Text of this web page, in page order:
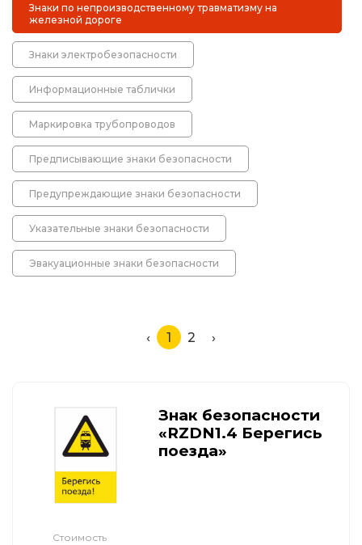
Металлические колесоотбойники
Сферические дорожные зеркала
Светофоры
Светодиодные светофоры T7
Мобильные сигнальные строительные
ограждения
Материалы для дорожной разметки
Знаки безопасности
Дорожное оборудование
Прочее
Знаки по непроизводственному травматизму на
железной дороге
Знаки электробезопасности
Информационные таблички
Маркировка трубопроводов
Предписывающие знаки безопасности
Предупреждающие знаки безопасности
Указательные знаки безопасности
Эвакуационные знаки безопасности
‹ 1 2 ›
Знак безопасности
«RZDN1.4 Берегись
поезда»
Стоимость